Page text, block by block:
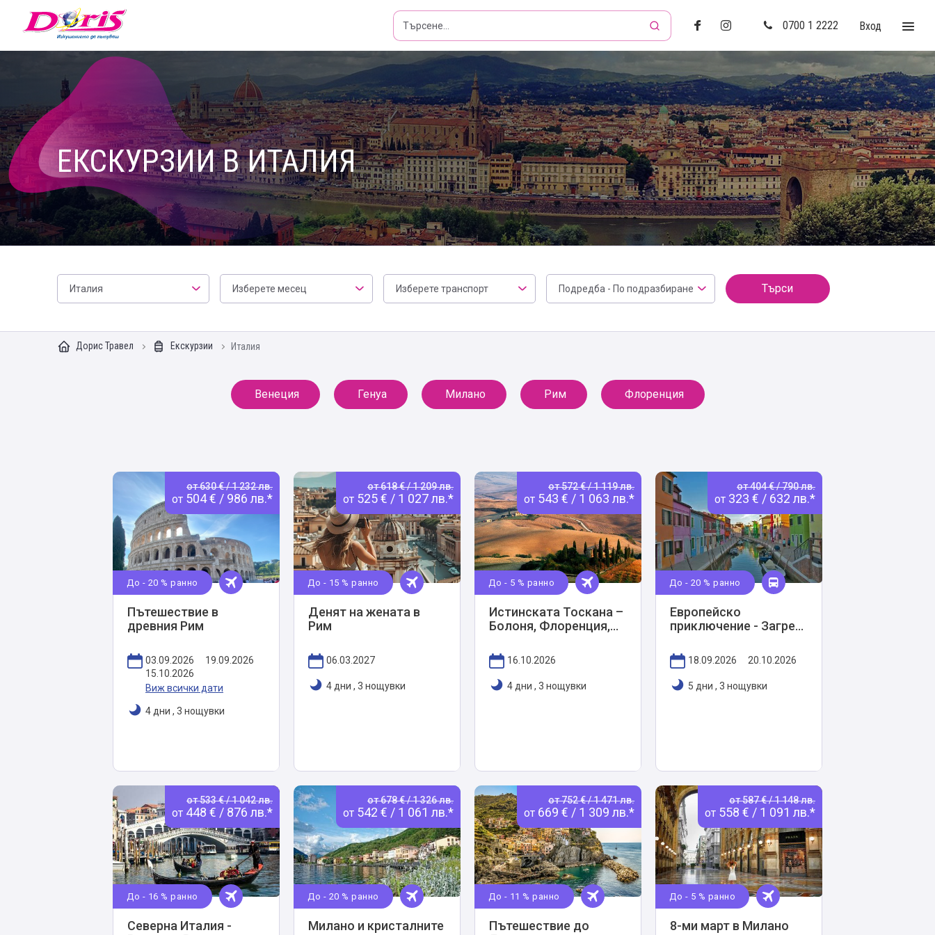
Doris - Изкушението да пътуваш
0700 1 2222
Вход
ЕКСКУРЗИИ В ИТАЛИЯ
Италия
Месец
Изберете месец
Транспорт
Изберете транспорт
Филтър
Подредба - По подразбиране Търси
Дорис Травел Екскурзии Италия
Венеция Генуа Милано Рим Флоренция
от 630 € / 1 232 лв.
от 504 € / 986 лв.*
До - 20 % ранно
Пътешествие в
древния Рим
03.09.2026
19.09.2026
15.10.2026
Виж всички дати
4 дни , 3 нощувки
от 618 € / 1 209 лв.
от 525 € / 1 027 лв.*
До - 15 % ранно
Денят на жената в
Рим
06.03.2027
4 дни , 3 нощувки
от 572 € / 1 119 лв.
от 543 € / 1 063 лв.*
До - 5 % ранно
Истинската Тоскана –
Болоня, Флоренция,
Джиминяно
16.10.2026
4 дни , 3 нощувки
от 404 € / 790 лв.
от 323 € / 632 лв.*
До - 20 % ранно
Европейско
приключение - Загреб,
Бурано
18.09.2026 20.10.2026
5 дни , 3 нощувки
от 533 € / 1 042 лв.
от 448 € / 876 лв.*
До - 16 % ранно
Северна Италия -
от 678 € / 1 326 лв.
от 542 € / 1 061 лв.*
До - 20 % ранно
Милано и кристалните
от 752 € / 1 471 лв.
от 669 € / 1 309 лв.*
До - 11 % ранно
Пътешествие до
от 587 € / 1 148 лв.
от 558 € / 1 091 лв.*
До - 5 % ранно
8-ми март в Милано